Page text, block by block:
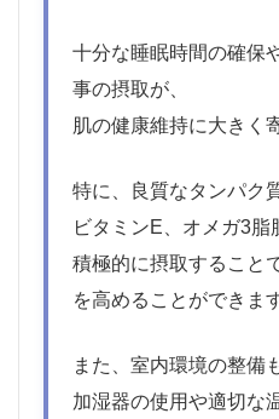
十分な睡眠時間の確保
事の摂取が、
肌の健康維持に大きく
特に、良質なタンパク
ビタミンE、オメガ3
積極的に摂取すること
を高めることができま
また、室内環境の整備
加湿器の使用や適切な